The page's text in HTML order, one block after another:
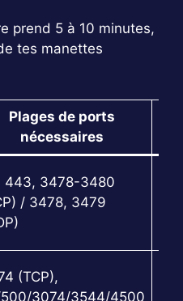
prend 5 à 10 minutes,
tes manettes
Plages de ports
nécessaires
443, 3478-3480
/ 3478, 3479
(TCP),
3074/3544/4500